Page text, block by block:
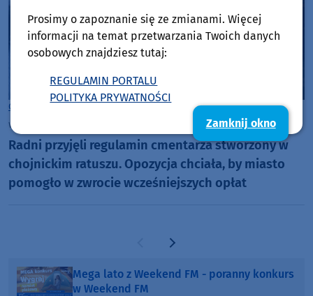
Chojnice
wtorek, 4 sierpnia 2026, 09:13
Radni przyjęli regulamin cmentarza stworzony w
chojnickim ratuszu. Opozycja chciała, by miasto
pomogło w zwrocie wcześniejszych opłat
Poprzednia strona
Następna strona
Mega lato z Weekend FM - poranny konkurs
w Weekend FM
Prosimy o zapoznanie się ze zmianami. Więcej
informacji na temat przetwarzania Twoich danych
osobowych znajdziesz tutaj:
REGULAMIN PORTALU
POLITYKA PRYWATNOŚCI
Zamknij okno